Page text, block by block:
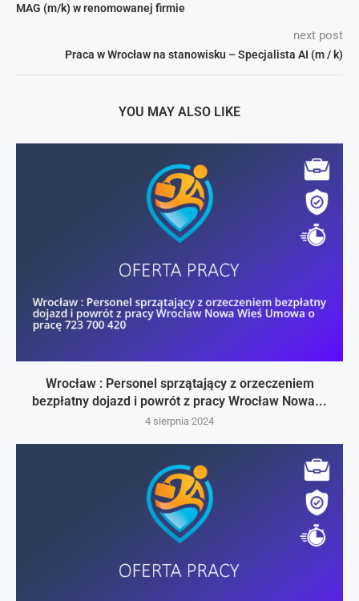
MAG (m/k) w renomowanej firmie
next post
Praca w Wrocław na stanowisku – Specjalista AI (m / k)
YOU MAY ALSO LIKE
Wrocław : Personel sprzątający z orzeczeniem
bezpłatny dojazd i powrót z pracy Wrocław Nowa...
4 sierpnia 2024